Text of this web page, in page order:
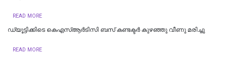
READ MORE
ഡ്യൂട്ടിക്കിടെ കെഎസ്ആര്‍ടിസി ബസ് കണ്ടക്ടര്‍ കുഴഞ്ഞു വീണു മരിച്ചു
READ MORE